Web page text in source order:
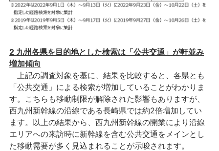
2 九州各県を目的地とした検索は「公共交通」が軒並み
増加傾向
上記の調査対象を基に、結果を比較すると、各県とも
「公共交通」による検索が増加していることがわかりま
す。こちらも移動制限が解除された影響もありますが、
西九州新幹線の沿線である長崎県では約2倍増加してい
ます。以上の結果から、西九州新幹線の開業により沿線
エリアへの来訪時に新幹線を含む公共交通をメインとし
た移動需要が多く見込まれることが示唆されます。